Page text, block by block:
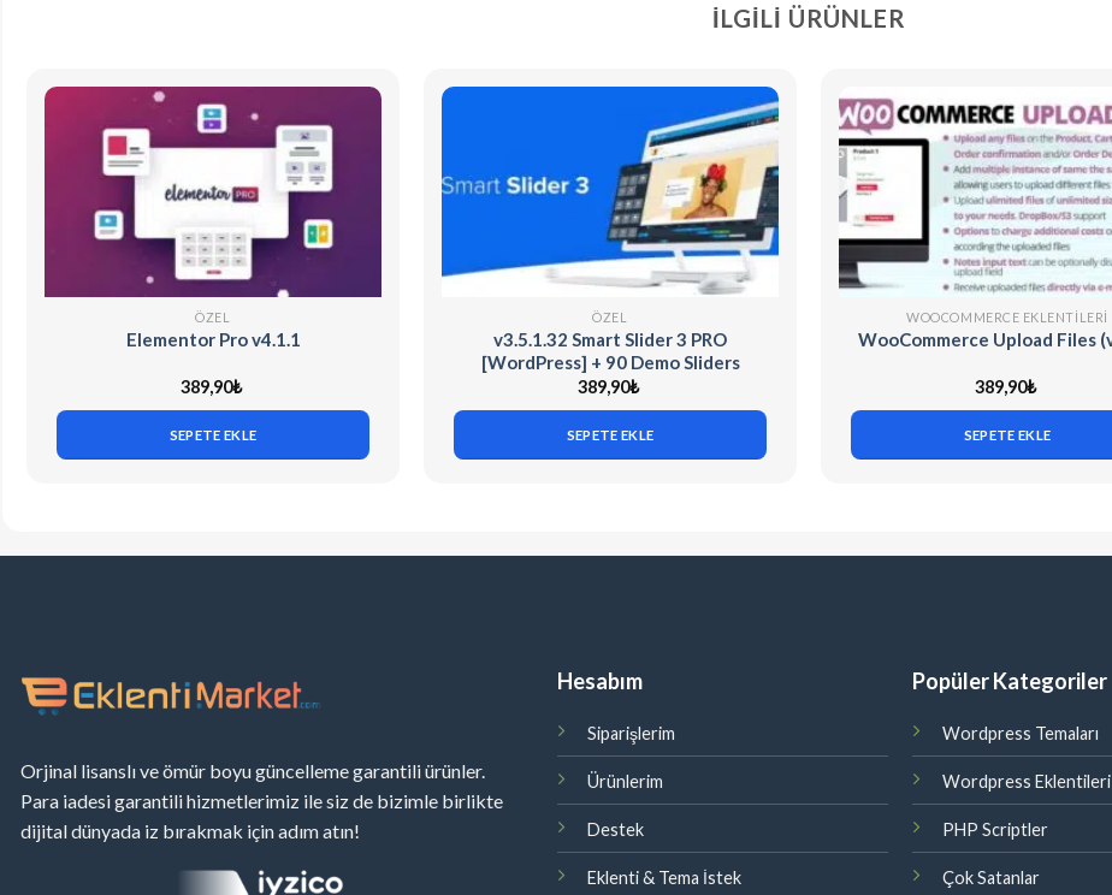
İLGILI ÜRÜNLER
ÖZEL
Elementor Pro v4.1.1
389,90₺
SEPETE EKLE
ÖZEL
v3.5.1.32 Smart Slider 3 PRO
[WordPress] + 90 Demo Sliders
389,90₺
SEPETE EKLE
WOOCOMMERCE EKLENTILERI
WooCommerce Upload Files
389,90₺
SEPETE EKLE
Orjinal lisanslı ve ömür boyu güncelleme garantili ürünler.
Para iadesi garantili hizmetlerimiz ile siz de bizimle birlikte
dijital dünyada iz bırakmak için adım atın!
Hesabım
Siparişlerim
Ürünlerim
Destek
Eklenti & Tema İstek
Popüler Kategoriler
Wordpress Temaları
Wordpress Eklentileri
PHP Scriptler
Çok Satanlar